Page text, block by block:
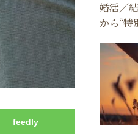
feedly
婚活／
から“特